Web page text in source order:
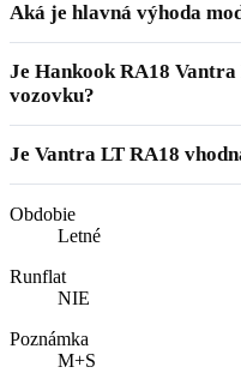
Aká je hlavná výhoda
Je Hankook RA18
vozovku?
Je Vantra LT RA18
Obdobie
Letné
Runflat
NIE
Poznámka
M+S